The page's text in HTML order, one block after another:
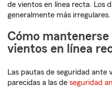
de vientos en línea recta. Los
generalmente más irregulares.
Cómo
vientos en línea
Las pautas de seguridad ante
parecidas a las de seguridad